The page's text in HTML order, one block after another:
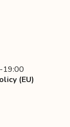
19:00
(EU)